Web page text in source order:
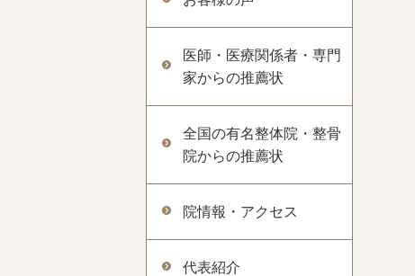
医師・医療関係者・専門
家からの推薦状
全国の有名整体院・整骨
院からの推薦状
院情報・アクセス
代表紹介